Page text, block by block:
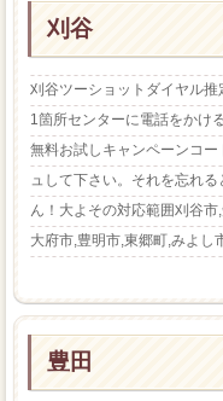
刈谷
刈谷ツーショットダイヤル
1箇所センターに電話をかけ
無料お試しキャンペーンコ
ュして下さい。それを忘れ
ん！大よその対応範囲刈谷
大府市,豊明市,東郷町,みよし
豊田